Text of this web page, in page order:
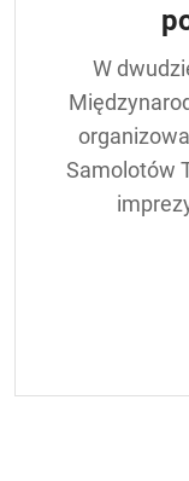
W
Samolotów
de
trasie